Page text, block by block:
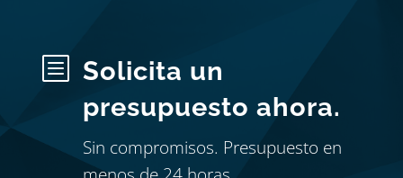
b
Solicita un
presupuesto ahora.
Sin compromisos. Presupuesto en